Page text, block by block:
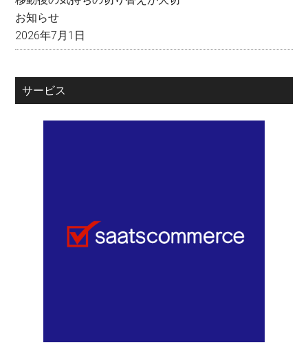
お知らせ
2026年7月1日
サービス